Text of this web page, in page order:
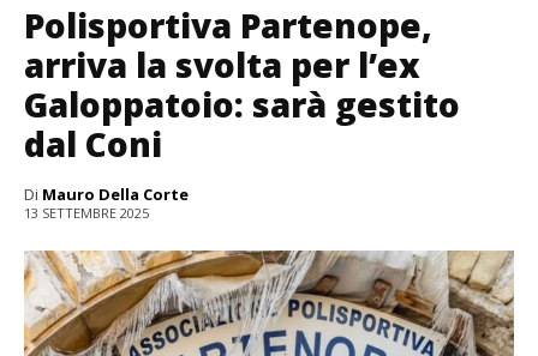
Polisportiva Partenope,
arriva la svolta per l’ex
Galoppatoio: sarà gestito
dal Coni
Di Mauro Della Corte
13 SETTEMBRE 2025